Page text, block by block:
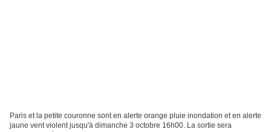
Paris et la petite couronne sont en alerte orange pluie inondation et en alerte
jaune vent violent jusqu'à dimanche 3 octobre 16h00. La sortie sera